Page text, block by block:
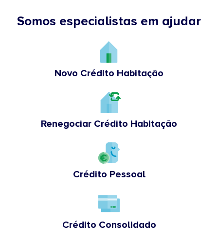
Somos especialistas em ajudar
Novo Crédito Habitação
Renegociar Crédito Habitação
Crédito Pessoal
Crédito Consolidado